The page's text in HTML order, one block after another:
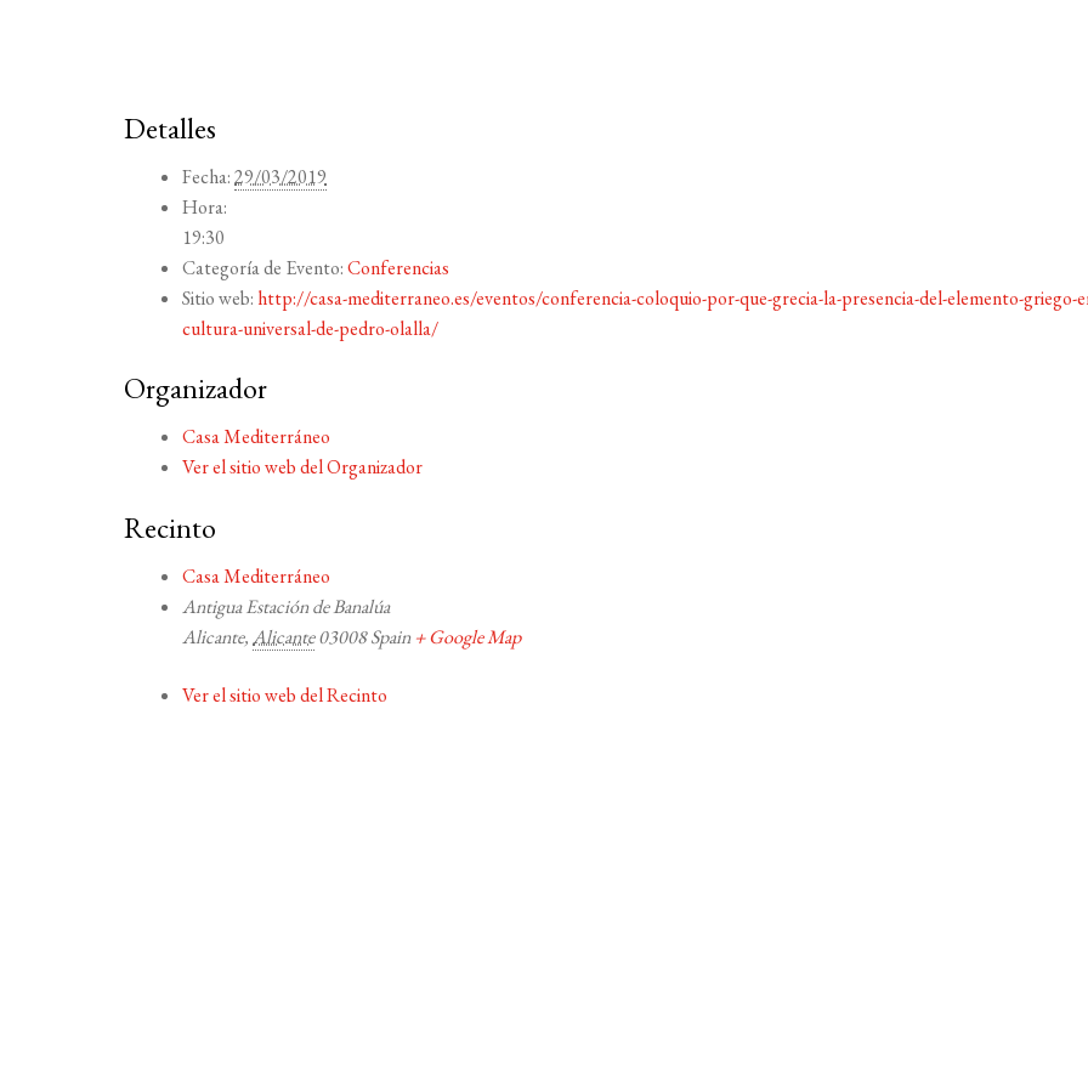
Detalles
Fecha: 29/03/2019
Hora:
19:30
Categoría de Evento: Conferencias
Sitio web: http://casa-mediterraneo.es/eventos/conferencia-coloquio-por-que-grecia-la-presencia-del-elemento-griego-
cultura-universal-de-pedro-olalla/
Organizador
Casa Mediterráneo
Ver el sitio web del Organizador
Recinto
Casa Mediterráneo
Antigua Estación de Banalúa
Alicante, Alicante03008Spain + Google Map
Ver el sitio web del Recinto